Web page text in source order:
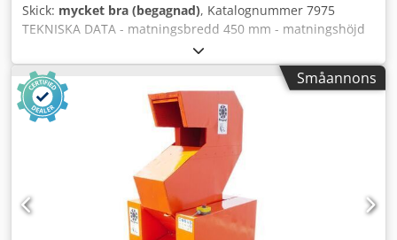
Skick: mycket bra (begagnad), Katalognummer 7975
TEKNISKA DATA - matningsbredd 450 mm - matningshöjd
250 mm - valsbredd 530 mm - knivlängd 530 mm - antal
knivar 2 st - siktmått 50x50 mm - 2 nedre dragande
kuggvalsar - motor för nedre valsar cirka 2,2 kW - övre
dragande kuggvals - motor för övre vals cirka 2,2 kW -
transportband - längd på transportbandet 6500 mm -
bredd på transportbandet 400 mm - huvudmotor 37 kW -
motor för transportbandet 0,37 kW - autorevers (med
justerbarhet) - totala maskinmått l/b/h 2400x1300x1100
mm - totala mått transportband l/b/h 6600x610x550 mm -
vikt cirka 2500 kg – tillverkad i Tyskland – autorevers
(justerbar) skyddar maskinen mot blockering och skador
Småannons